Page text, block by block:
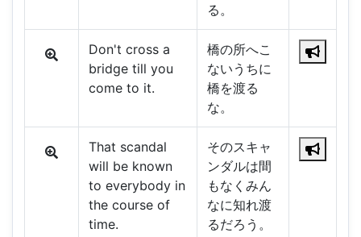
る。
Don't cross a
bridge till you
come to it.
橋の所へこ
ないうちに
橋を渡る
な。
That scandal
will be known
to everybody in
the course of
time.
そのスキャ
ンダルは間
もなくみん
なに知れ渡
るだろう。